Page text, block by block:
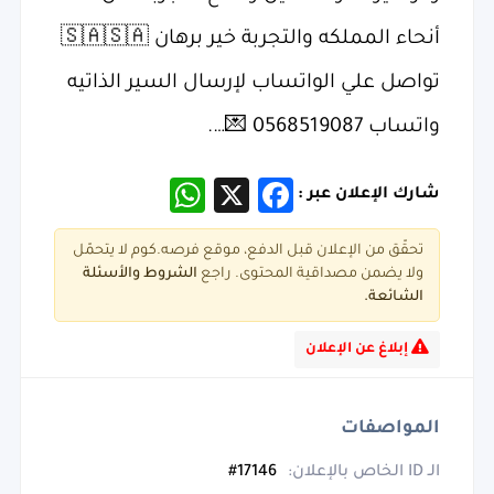
أنحاء المملكه والتجربة خير برهان 🇸🇦🇸🇦
تواصل علي الواتساب لإرسال السير الذاتيه
واتساب 0568519087 💌….
شارك الإعلان عبر : Facebook
X
WhatsApp
تحقّق من الإعلان قبل الدفع، موقع فرصه.كوم لا يتحمّل
ولا يضمن مصداقية المحتوى. راجع الشروط والأسئلة
الشائعة.
إبلاغ عن الإعلان
المواصفات
الـ ID الخاص بالإعلان: 17146#